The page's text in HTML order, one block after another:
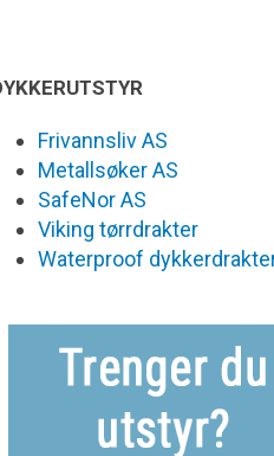
Frivannsliv AS
Metallsøker AS
SafeNor AS
Viking tørrdrakter
Waterproof